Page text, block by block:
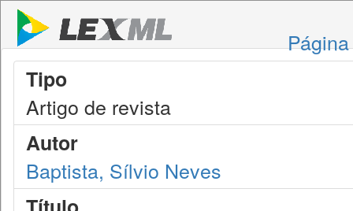
Tipo
Artigo de revista
Autor
Baptista, Sílvio Neves